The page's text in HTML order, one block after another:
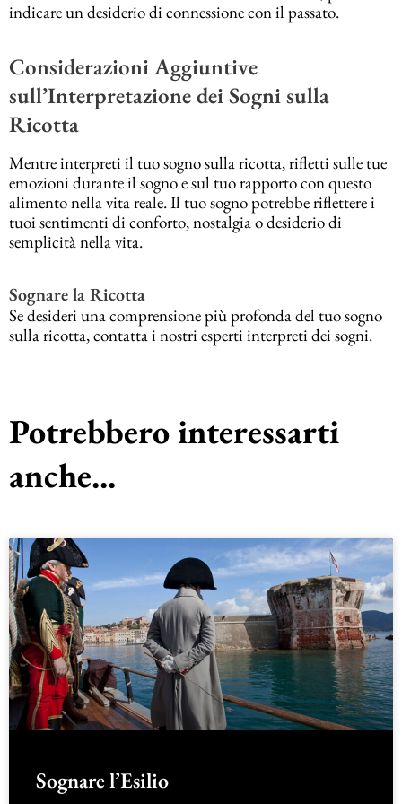
indicare un desiderio di connessione con il passato.
Considerazioni Aggiuntive
sull’Interpretazione dei Sogni sulla
Ricotta
Mentre interpreti il tuo sogno sulla ricotta, rifletti sulle tue
emozioni durante il sogno e sul tuo rapporto con questo
alimento nella vita reale. Il tuo sogno potrebbe riflettere i
tuoi sentimenti di conforto, nostalgia o desiderio di
semplicità nella vita.
Sognare la Ricotta
Se desideri una comprensione più profonda del tuo sogno
sulla ricotta, contatta i nostri esperti interpreti dei sogni.
Potrebbero interessarti
anche...
Sognare l’Esilio